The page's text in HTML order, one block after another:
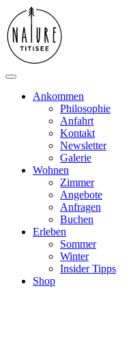
Ankommen
Philosophie
Anfahrt
Kontakt
Newsletter
Galerie
Wohnen
Zimmer
Angebote
Anfragen
Buchen
Erleben
Sommer
Winter
Insider Tipps
Shop